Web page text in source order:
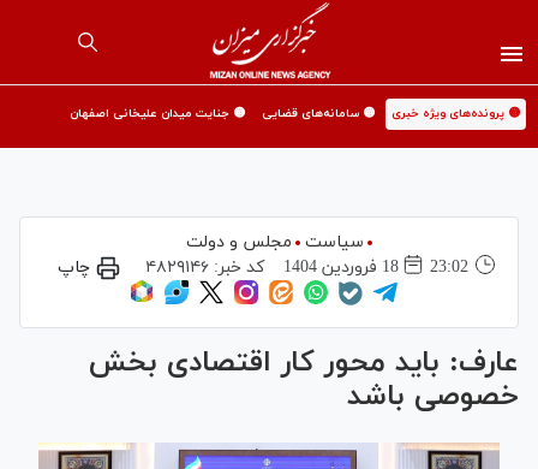
🟡 پرونده‌های ویژه خبری 🟡 سامانه‌های قضایی 🟡 جنایت میدان علیخانی اصفهان
سیاست
مجلس و دولت
23:02
18 فروردين 1404 کد خبر: ۴۸۲۹۱۴۶ چاپ
عارف: باید محور کار اقتصادی بخش
خصوصی باشد